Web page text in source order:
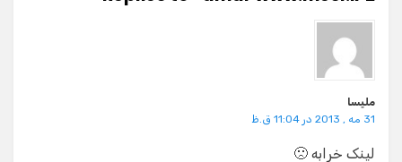
ملیسا
31 مه , 2013 در 11:04 ق.ظ
لینک خرابه 🙁